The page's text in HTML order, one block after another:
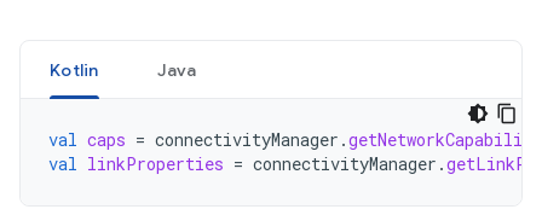
Kotlin Java
val caps = connectivityManager .
val linkProperties = connectivityManager .